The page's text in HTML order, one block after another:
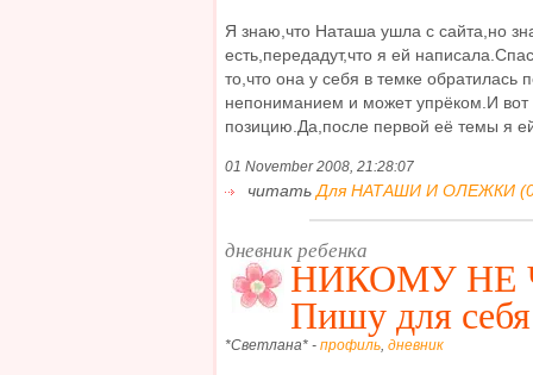
Я знаю,что Наташа ушла с сайта,но
есть,передадут,что я ей
то,что она у себя в темке обратилась
непониманием и может упрёком.И вот
позицию.Да,после первой её темы я
01 November 2008, 21:28:07
читать Для НАТАШИ И ОЛЕЖКИ
дневник ребенка
НИКОМУ НЕ
Пишу для
*Светлана* - профиль дневник